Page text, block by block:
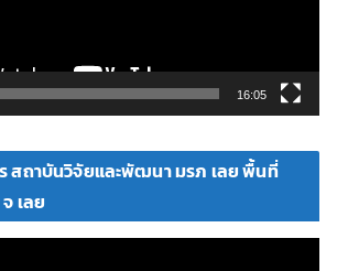
16:05
สถาบันวิจัยและพัฒนา มรภ เลย พื้นที่
เลย